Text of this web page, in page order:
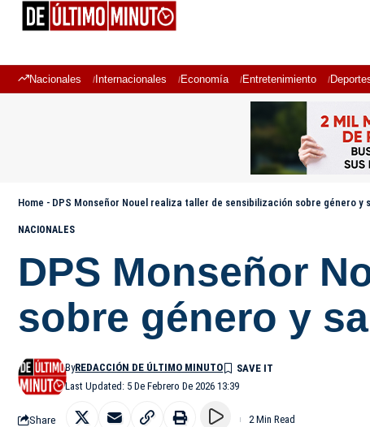
Nacionales Internacionales Economía Entretenimiento
Home - DPS Monseñor Nouel realiza taller de sensibilización sobre género y
NACIONALES
DPS Monseñor
sobre género y
Last Updated: 5 De Febrero De 2026 13:39
ByREDACCIÓN DE ÚLTIMO MINUTO
Share 2 Min Read